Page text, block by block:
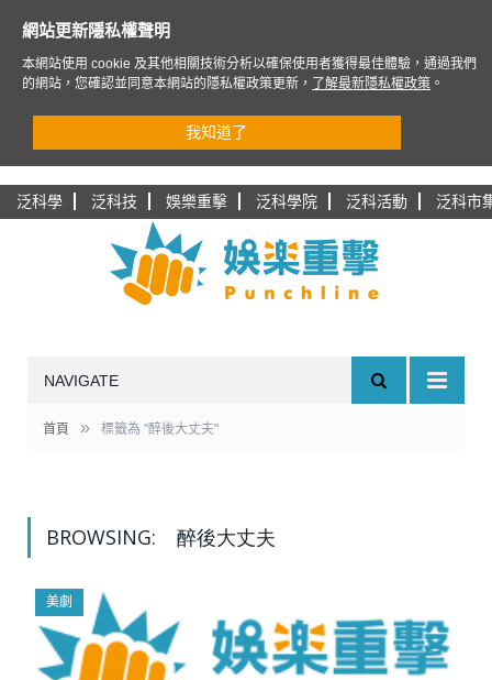
泛科學 泛科技 娛樂重擊 泛科學院 泛科活動 泛科市
NAVIGATE
首頁 » 標籤為 "醉後大丈夫"
BROWSING: 醉後大丈夫
美劇
網站更新隱私權聲明
本網站使用 cookie 及其他相關技術分析以確保使用者獲得最佳體驗，通過我們
的網站，您確認並同意本網站的隱私權政策更新，
了解最新隱私權政策 。
我知道了